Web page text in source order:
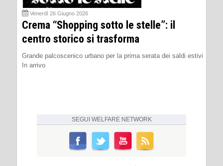
Venerdì 26 Giugno 2026
Crema “Shopping sotto le stelle”: il
centro storico si trasforma
Grande palcoscenico urbano per la prima serata dei saldi estivi
In arrivo
SEGUI WELFARE NETWORK